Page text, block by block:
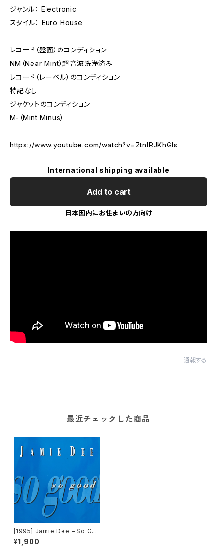
ジャンル： Electronic
スタイル： Euro House
レコード（盤面）のコンディション
NM（Near Mint）超音波洗浄済み
レコード（レーベル）のコンディション
特記なし
ジャケットのコンディション
M-（Mint Minus）
https://www.youtube.com/watch?v=ZtnIRJKhGIs
International shipping available
Add to cart
日本国内にお住まいの方向け
通報する
最近チェックした商品
[1995] Jamie Dee – So Go
od [X-Energy Records]
¥1,900